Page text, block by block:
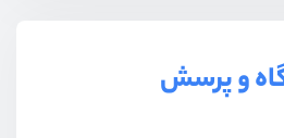
و پرسش